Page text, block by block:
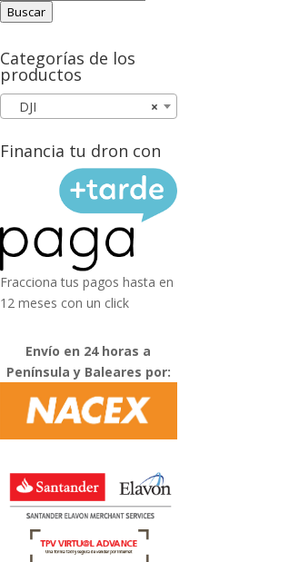
por:
Buscar
Categorías de los
productos
×
DJI
Financia tu dron con
Fracciona tus pagos hasta en
12 meses con un click
Envío en 24 horas a
Península y Baleares por: